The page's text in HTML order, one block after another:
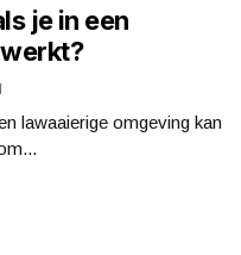
je in een
lawaaierige omgeving kan